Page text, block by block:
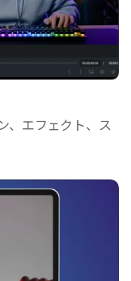
、エフェクト、ス